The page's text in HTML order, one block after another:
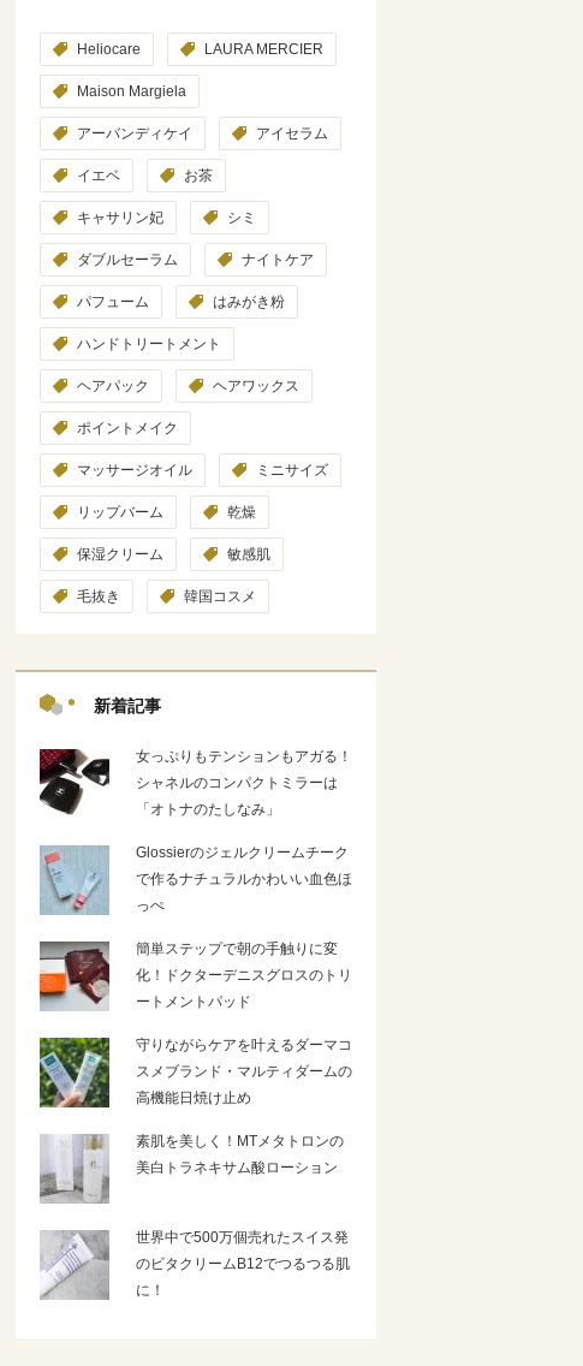
Heliocare LAURA MERCIER
Maison Margiela
アーバンディケイ アイセラム
イエベ お茶
キャサリン妃 シミ
ダブルセーラム ナイトケア
パフューム はみがき粉
ハンドトリートメント
ヘアパック ヘアワックス
ポイントメイク
マッサージオイル ミニサイズ
リップバーム 乾燥
保湿クリーム 敏感肌
毛抜き 韓国コスメ
新着記事
女っぷりもテンションもアガる！
シャネルのコンパクトミラーは
「オトナのたしなみ」
Glossierのジェルクリームチーク
で作るナチュラルかわいい血色ほ
っぺ
簡単ステップで朝の手触りに変
化！ドクターデニスグロスのトリ
ートメントパッド
守りながらケアを叶えるダーマコ
スメブランド・マルティダームの
高機能日焼け止め
素肌を美しく！MTメタトロンの
美白トラネキサム酸ローション
世界中で500万個売れたスイス発
のビタクリームB12でつるつる肌
に！